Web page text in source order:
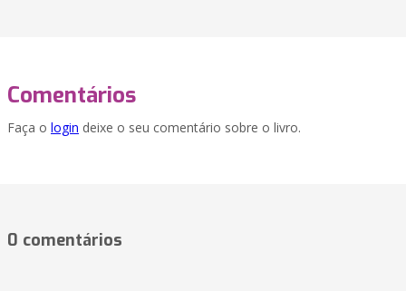
Comentários
Faça o login deixe o seu comentário sobre o livro.
0 comentários